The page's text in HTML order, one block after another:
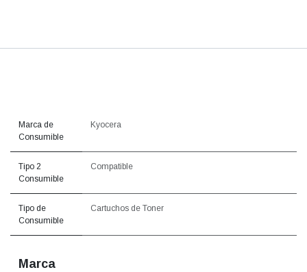
Marca de
Consumible
Kyocera
Tipo 2
Consumible
Compatible
Tipo de
Consumible
Cartuchos de Toner
Marca